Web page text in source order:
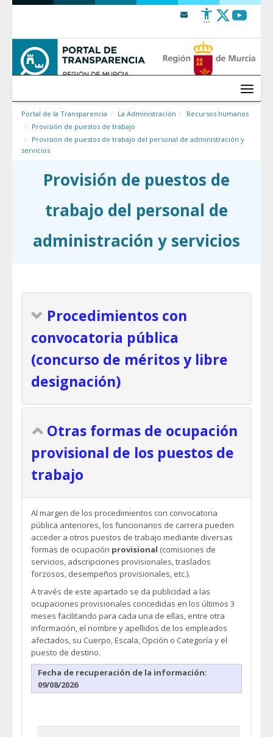
Saltar al contenido
Menú
Portal de la Transparencia La Administración
Recursos humanos
Provisión de puestos de trabajo
Provisión de puestos de trabajo del personal de administración y
servicios
Provisión de puestos de
trabajo del personal de
administración y servicios
Procedimientos con
convocatoria pública
(concurso de méritos y libre
designación)
Otras formas de ocupación
provisional de los puestos de
trabajo
Al margen de los procedimientos con convocatoria
pública anteriores, los funcionarios de carrera pueden
acceder a otros puestos de trabajo mediante diversas
formas de ocupación provisional (comisiones de
servicios, adscripciones provisionales, traslados
forzosos, desempeños provisionales, etc.).
A través de este apartado se da publicidad a las
ocupaciones provisionales concedidas en los últimos 3
meses facilitando para cada una de ellas, entre otra
información, el nombre y apellidos de los empleados
afectados, su Cuerpo, Escala, Opción o Categoría y el
puesto de destino.
Fecha de recuperación de la información:
09/08/2026